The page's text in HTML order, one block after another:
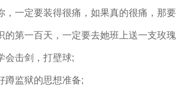
一定要装得很痛，如果真的很痛，那
第一百天，一定要去她班上送一支玫瑰
击剑，打壁球;
监狱的思想准备;